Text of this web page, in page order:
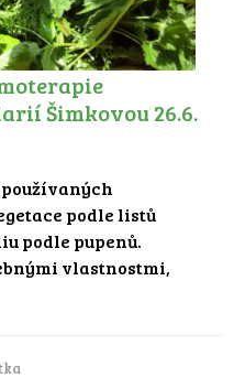
Šimkovou 26.6.
podle listů
podle pupenů.
vlastnostmi,